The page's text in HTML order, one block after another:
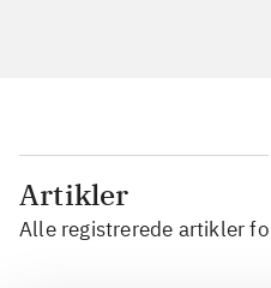
Artikler
Alle registrerede artikler